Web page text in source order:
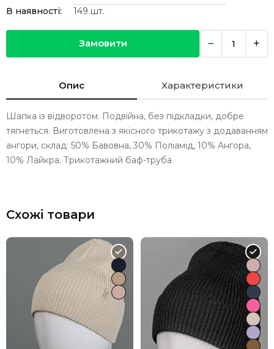
В наявності:
149 шт.
Замовити − +
Опис Характеристики
Шапка із відворотом. Подвійна, без підкладки, добре
тягнеться. Виготовлена з якісного трикотажу з додаванням
ангори, склад: 50% Бавовна, 30% Поліамід, 10% Ангора,
10% Лайкра. Трикотажний баф-труба
Схожі товари